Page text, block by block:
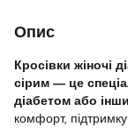
Опис
Кросівки жіночі
сірим — це
діабетом або
комфорт,